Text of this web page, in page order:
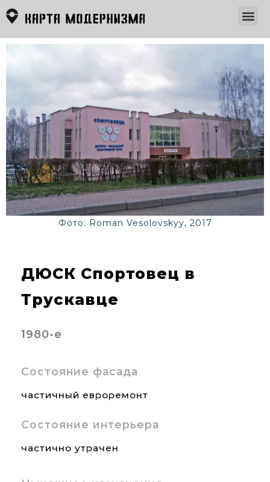
Фото: Roman Vesolovskyy, 2017
ДЮСК Спортовец в
Трускавце
1980-е
Состояние фасада
частичный евроремонт
Состояние интерьера
частично утрачен